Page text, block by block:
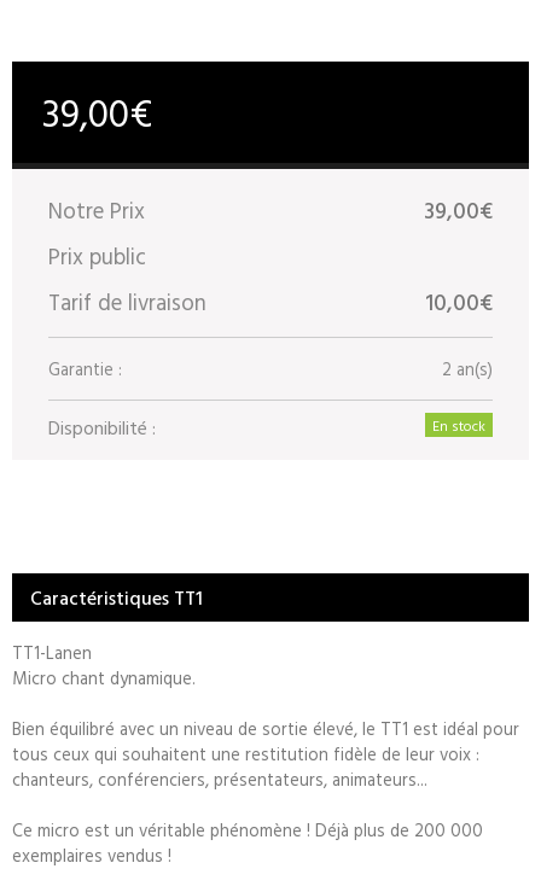
39,00€
Notre Prix
39,00€
Prix public
Tarif de livraison
10,00€
Garantie : 2 an(s)
Disponibilité : En stock
Caractéristiques TT1
TT1-Lanen
Micro chant dynamique.
Bien équilibré avec un niveau de sortie élevé, le TT1 est idéal pour
tous ceux qui souhaitent une restitution fidèle de leur voix :
chanteurs, conférenciers, présentateurs, animateurs...
Ce micro est un véritable phénomène ! Déjà plus de 200 000
exemplaires vendus !